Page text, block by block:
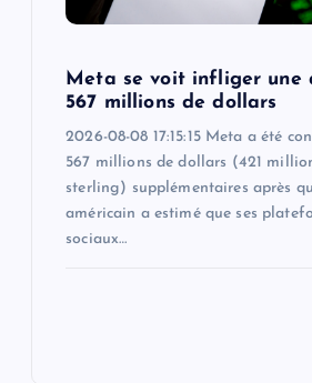
Meta se voit infliger une
567 millions de dollars
2026-08-08 17:15:15 Meta a été
567 millions de dollars (421
sterling) supplémentaires après
américain a estimé que ses
sociaux…